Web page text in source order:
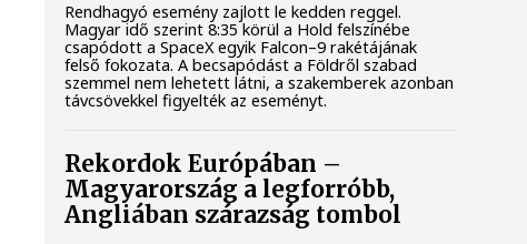
Rendhagyó esemény zajlott le kedden reggel.
Magyar idő szerint 8:35 körül a Hold felszínébe
csapódott a SpaceX egyik Falcon–9 rakétájának
felső fokozata. A becsapódást a Földről szabad
szemmel nem lehetett látni, a szakemberek azonban
távcsövekkel figyelték az eseményt.
Rekordok Európában –
Magyarország a legforróbb,
Angliában szárazság tombol